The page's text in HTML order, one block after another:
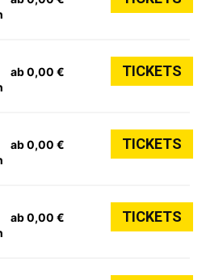
ab 0,00 € TICKETS
ab 0,00 € TICKETS
ab 0,00 € TICKETS